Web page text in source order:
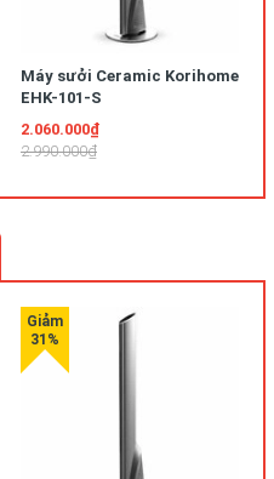
Máy sưởi Ceramic Korihome
EHK-101-S
2.060.000₫
2.990.000₫